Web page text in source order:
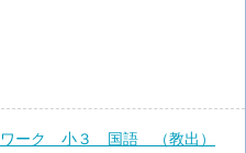
ワーク 小３ 国語 （教出）